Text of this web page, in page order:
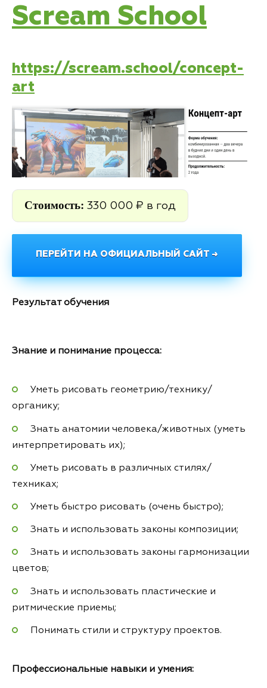
Scream School
https://scream.school/concept-
art
Стоимость: 330 000 ₽ в год
ПЕРЕЙТИ НА ОФИЦИАЛЬНЫЙ САЙТ →
Результат обучения
Знание и понимание процесса:
Уметь рисовать геометрию/технику/
органику;
Знать анатомии человека/животных (уметь
интерпретировать их);
Уметь рисовать в различных стилях/
техниках;
Уметь быстро рисовать (очень быстро);
Знать и использовать законы композиции;
Знать и использовать законы гармонизации
цветов;
Знать и использовать пластические и
ритмические приемы;
Понимать стили и структуру проектов.
Профессиональные навыки и умения: